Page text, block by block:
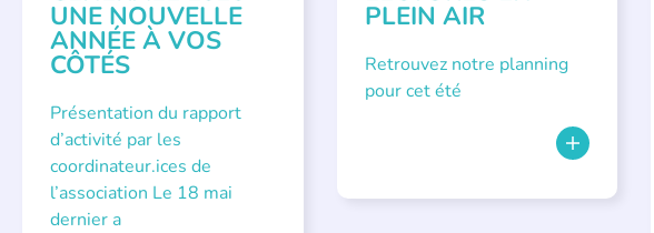
UNE NOUVELLE
ANNÉE À VOS
CÔTÉS
Présentation du rapport
d’activité par les
coordinateur.ices de
l’association Le 18 mai
dernier a
PLEIN AIR
Retrouvez notre planning
pour cet été